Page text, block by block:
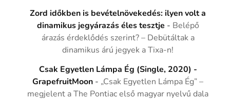
Zord időkben is bevételnövekedés: ilyen volt a
dinamikus jegyárazás éles tesztje - Belépő
árazás érdeklődés szerint? – Debütáltak a
dinamikus árú jegyek a Tixa-n!
Csak Egyetlen Lámpa Ég (Single, 2020) -
GrapefruitMoon - „Csak Egyetlen Lámpa Ég” –
megjelent a The Pontiac első magyar nyelvű dala